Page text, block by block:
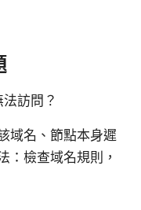
訪問？
域名、節點本身遲
：檢查域名規則，